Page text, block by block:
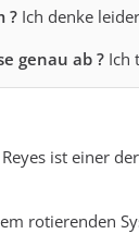
? Ich denke
genau ab ? Ich
ist einer
rotierenden